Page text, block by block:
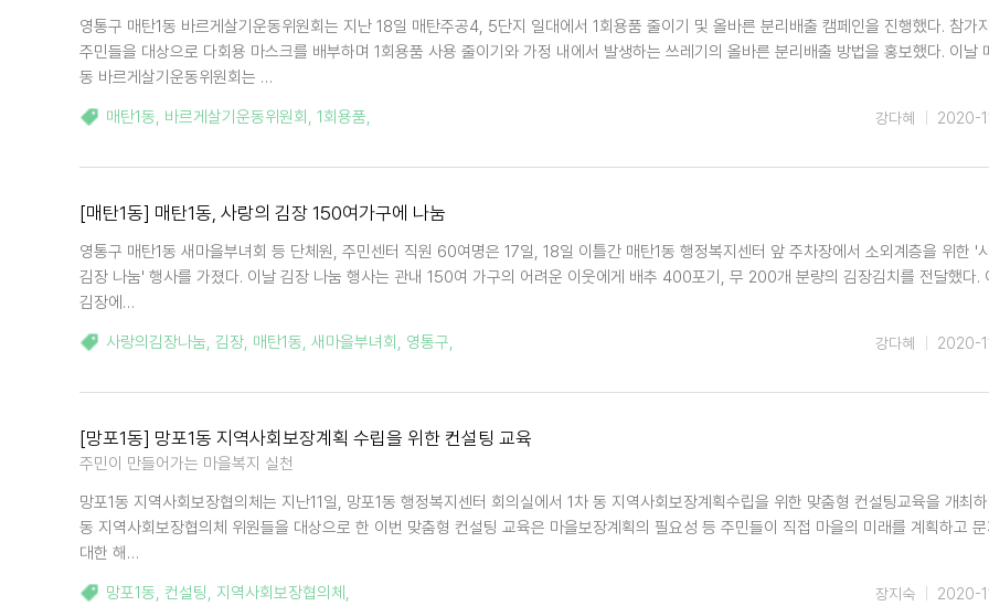
영통구 매탄1동 바르게살기운동위원회는 지난 18일 매탄주공4, 5단지 일대에서 1회용품 줄이기 및 올바른 분리배출 캠페인을 진행했다. 참가
주민들을 대상으로 다회용 마스크를 배부하며 1회용품 사용 줄이기와 가정 내에서 발생하는 쓰레기의 올바른 분리배출 방법을 홍보했다. 이날
동 바르게살기운동위원회는 …
매탄1동, 바르게살기운동위원회 , 1회용품, 2020-
강다혜
[매탄1동] 매탄1동, 사랑의 김장 150여가구에 나눔
영통구 매탄1동 새마을부녀회 등 단체원, 주민센터 직원 60여명은 17일, 18일 이틀간 매탄1동 행정복지센터 앞 주차장에서 소외계층을 위한 '
김장 나눔' 행사를 가졌다. 이날 김장 나눔 행사는 관내 150여 가구의 어려운 이웃에게 배추 400포기, 무 200개 분량의 김장김치를 전달했다.
김장에…
사랑의김장나눔, 김장, 매탄1동, 새마을부녀회 , 영통구, 2020-
강다혜
[망포1동] 망포1동 지역사회보장계획 수립을 위한 컨설팅 교육
주민이 만들어가는 마을복지 실천
망포1동 지역사회보장협의체는 지난11일, 망포1동 행정복지센터 회의실에서 1차 동 지역사회보장계획수립을 위한 맞춤형 컨설팅교육을 개최
동 지역사회보장협의체 위원들을 대상으로 한 이번 맞춤형 컨설팅 교육은 마을보장계획의 필요성 등 주민들이 직접 마을의 미래를 계획하고 문
대한 해…
망포1동, 컨설팅, 지역사회보장협의체 , 2020-
장지숙